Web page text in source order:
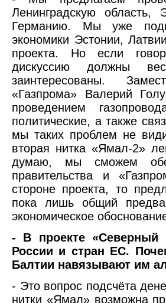
Ленинградскую
Германию. Мы уже
экономики Эстонии,
проекта. Но если
дискуссию должны
заинтересованы.
«Газпрома» Валерий
проведением
политические, а также
мы таких проблем не
вторая нитка «Ямал-2»
думаю, мы сможем
правительства и
стороне проекта, то
пока лишь общий
экономическое
- В проекте «Северный
России и стран ЕС.
Балтии навязывают им
- Это вопрос подсчёта
нитки «Ямал» возможна